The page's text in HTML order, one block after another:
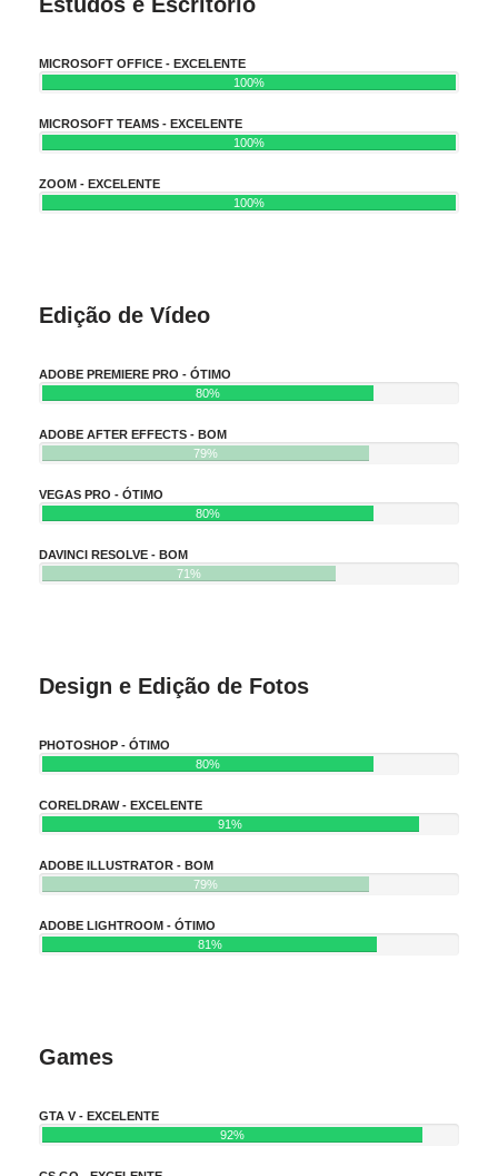
MICROSOFT OFFICE - EXCELENTE
100%
MICROSOFT TEAMS - EXCELENTE
100%
ZOOM - EXCELENTE
100%
Edição de Vídeo
ADOBE PREMIERE PRO - ÓTIMO
80%
ADOBE AFTER EFFECTS - BOM
79%
VEGAS PRO - ÓTIMO
80%
DAVINCI RESOLVE - BOM
71%
Design e Edição de Fotos
PHOTOSHOP - ÓTIMO
80%
CORELDRAW - EXCELENTE
91%
ADOBE ILLUSTRATOR - BOM
79%
ADOBE LIGHTROOM - ÓTIMO
81%
Games
GTA V - EXCELENTE
92%